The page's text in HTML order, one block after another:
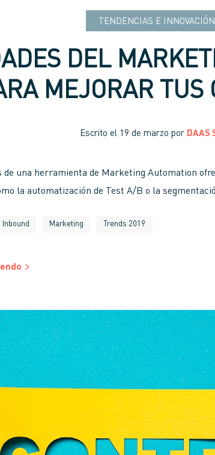
TENDENCIAS E INNOVACIÓN
DEL
MEJORAR TUS
Escrito el 19 de marzo por DAAS
de una herramienta de Marketing Automation
la automatización de Test A/B o la
Inbound Marketing Trends 2019